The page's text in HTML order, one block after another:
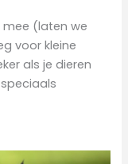
mee (laten we
voor kleine
als je dieren